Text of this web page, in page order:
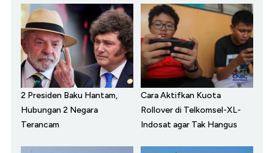
2 Presiden Baku Hantam,
Hubungan 2 Negara
Terancam
Cara Aktifkan Kuota
Rollover di Telkomsel-XL-
Indosat agar Tak Hangus